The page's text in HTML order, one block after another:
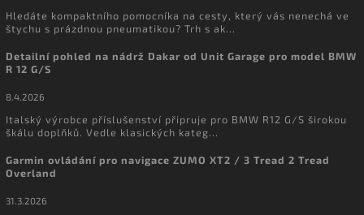
Hledáte kompaktního pomocníka na cesty, který vás nenechá ve
štychu s prázdnou pneumatikou? Trh s ak...
Detailní pohled na nádrž Dakar od Unit Garage pro model BMW
R 12 G/S
8.4.2026
Italský výrobce příslušenství připruje pro BMW R12 G/S širokou
škálu doplňků. Vedle klasických kateg...
Garmin ovládání pro navigace ZUMO XT2 / 3 Tread 2 Tread
Overland
31.3.2026